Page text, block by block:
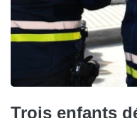
Trois enfants